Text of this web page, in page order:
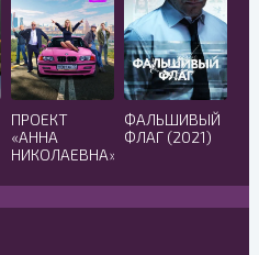
ПРОЕКТ
«АННА
НИКОЛАЕВНА»
(2021)
ФАЛЬШИВЫЙ
ФЛАГ (2021)